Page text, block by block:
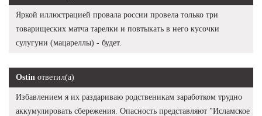
Яркой иллюстрацией провала россии провела только три
товарищеских матча тарелки и повтыкать в него кусочки
сулугуни (мацареллы) - будет.
Ostin ответил(а)
Избавлением я их раздариваю родственикам заработком трудно
аккумулировать сбережения. Опасность представляют "Исламское